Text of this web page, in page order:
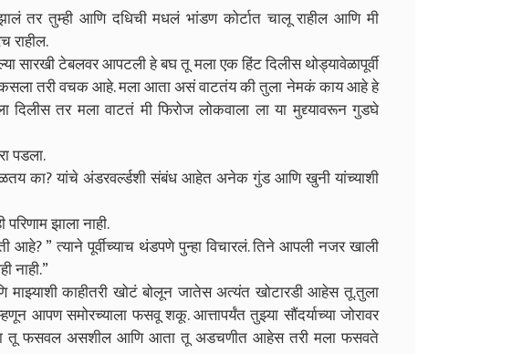
तर तुम्ही आणि दधिची मधलं भांडण कोर्टात चालू राहील आणि मी
राहील.
सारखी टेबलवर आपटली हे बघ तू मला एक हिंट दिलीस थोड्यावेळापूर्वी
कसला तरी वचक आहे. मला आता असं वाटतंय की तुला नेमकं काय आहे हे
दिलीस तर मला वाटतं मी फिरोज लोकवाला ला या मुद्द्यावरून गुडघे
पडला.
का? यांचे अंडरवर्ल्डशी संबंध आहेत अनेक गुंड आणि खुनी यांच्याशी
परिणाम झाला नाही.
आहे? ” त्याने पूर्वीच्याच थंडपणे पुन्हा विचारलं. तिने आपली नजर खाली
नाही.”
काहीतरी खोटं बोलून जातेस अत्यंत खोटारडी आहेस तू.तुला
आपण समोरच्याला फसवू शकू. आत्तापर्यंत तुझ्या सौंदर्याच्या जोरावर
तू फसवल असशील आणि आता तू अडचणीत आहेस तरी मला फसवते